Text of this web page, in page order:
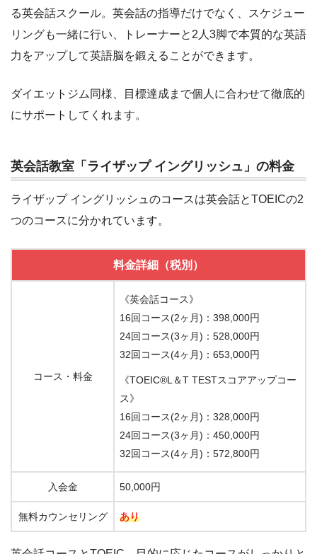
る英会話スクール。英会話の指導だけでなく、スケジュー
リングも一緒に行い、トレーナーと2人3脚で本質的な英語
力をアップして英語脳を鍛えることができます。
ダイエットジム同様、目標達成まで個人に合わせて徹底的
にサポートしてくれます。
英会話教室「ライザップ イングリッシュ」の料金
ライザップ イングリッシュのコースは英会話とTOEICの2
つのコースに分かれています。
料金詳細（税別）
コース・料金
《英会話コース》
16回コース(2ヶ月)：398,000円
24回コース(3ヶ月)：528,000円
32回コース(4ヶ月)：653,000円
《TOEIC®L＆T TESTスコアアップコー
ス》
16回コース(2ヶ月)：328,000円
24回コース(3ヶ月)：450,000円
32回コース(4ヶ月)：572,800円
入会金 50,000円
無料カウンセリング あり